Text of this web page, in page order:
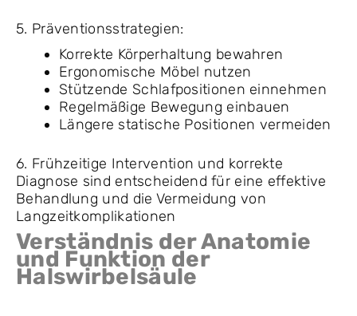
5. Präventionsstrategien:
Korrekte Körperhaltung bewahren
Ergonomische Möbel nutzen
Stützende Schlafpositionen einnehmen
Regelmäßige Bewegung einbauen
Längere statische Positionen vermeiden
6. Frühzeitige Intervention und korrekte
Diagnose sind entscheidend für eine effektive
Behandlung und die Vermeidung von
Langzeitkomplikationen
Verständnis der Anatomie
und Funktion der
Halswirbelsäule